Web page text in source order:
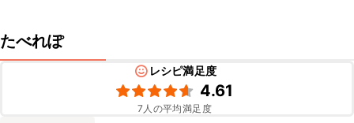
たべれぽ
レシピ満足度
4.61
7 人の平均満足度